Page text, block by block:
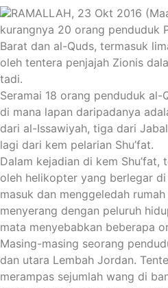
RAMALLAH, 23 Okt 2016
kurangnya 20 orang penduduk
Barat dan al-Quds, termasuk
oleh tentera penjajah Zionis
tadi.
Seramai 18 orang penduduk al-
di mana lapan daripadanya
dari al-Issawiyah, tiga dari
lagi dari kem pelarian Shu’fat.
Dalam kejadian di kem Shu’fat,
oleh helikopter yang berlegar
masuk dan menggeledah
menyerang dengan peluruh
mata menyebabkan beberapa
Masing-masing seorang
dan utara Lembah Jordan.
merampas sejumlah wang di